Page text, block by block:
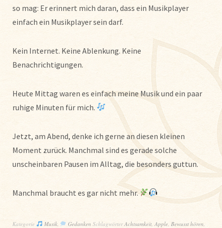
so mag: Er erinnert mich daran, dass ein Musikplayer
einfach ein Musikplayer sein darf.
Kein Internet. Keine Ablenkung. Keine
Benachrichtigungen.
Heute Mittag waren es einfach meine Musik und ein paar
ruhige Minuten für mich.
Jetzt, am Abend, denke ich gerne an diesen kleinen
Moment zurück. Manchmal sind es gerade solche
unscheinbaren Pausen im Alltag, die besonders guttun.
Manchmal braucht es gar nicht mehr.
Kategorie Musik, Gedanken SchlagwörterAchtsamkeit ,Apple Bewusst hören